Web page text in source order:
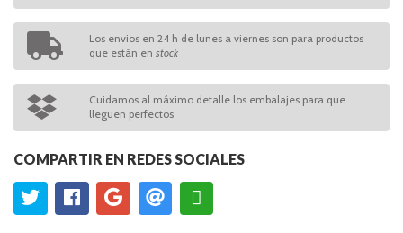
Los envios en 24 h de lunes a viernes son para productos
que están en stock
Cuidamos al máximo detalle los embalajes para que
lleguen perfectos
COMPARTIR EN REDES SOCIALES